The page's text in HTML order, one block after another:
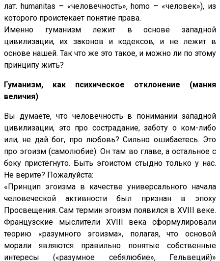
лат. humanitas – «человечность», homo – «человек»), из
которого проистекает понятие права.
Именно гуманизм лежит в основе западной
цивилизации, их законов и кодексов, и не лежит в
основе нашей. Так что же это такое, и можно ли по этому
принципу жить?
Гуманизм, как психическое отклонение (мания
величия)
Вы думаете, что человечность в понимании западной
цивилизации, это про сострадание, заботу о ком-либо
или, не дай бог, про любовь? Сильно ошибаетесь. Это
про эгоизм (самолюбие). Он там во главе, а остальное с
боку пристёгнуто. Быть эгоистом стыдно только у нас.
Не верите? Пожалуйста:
«Принцип эгоизма в качестве универсального начала
человеческой активности был признан в эпоху
Просвещения. Сам термин эгоизм появился в XVIII веке.
Французские мыслители XVIII века сформулировали
теорию «разумного эгоизма», полагая, что основой
морали являются правильно понятые собственные
интересы («разумное себялюбие», Гельвеций)»